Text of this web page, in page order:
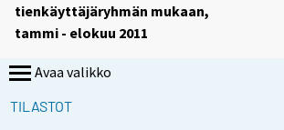
tienkäyttäjäryhmän mukaan,
tammi - elokuu 2011
Avaa valikko
TILASTOT